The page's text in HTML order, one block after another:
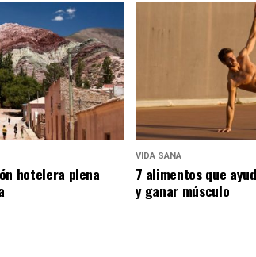
hotelera plena
VIDA SANA
7 alimentos que
y ganar músculo